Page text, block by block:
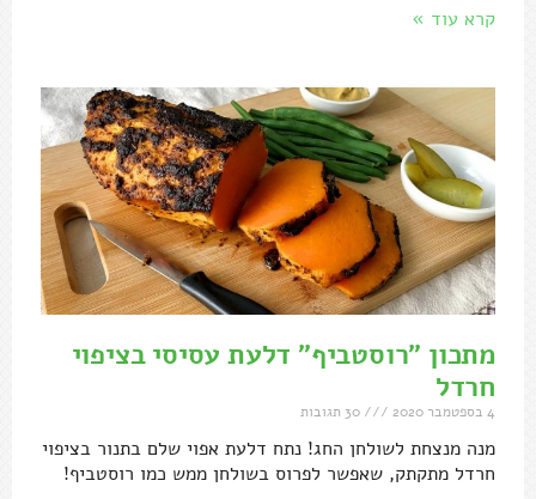
קרא עוד »
מתכון "רוסטביף" דלעת עסיסי בציפוי
חרדל
4 בספטמבר 2020
מנה מנצחת לשולחן החג! נתח דלעת אפוי שלם בתנור בציפוי
חרדל מתקתק, שאפשר לפרוס בשולחן ממש כמו רוסטביף!